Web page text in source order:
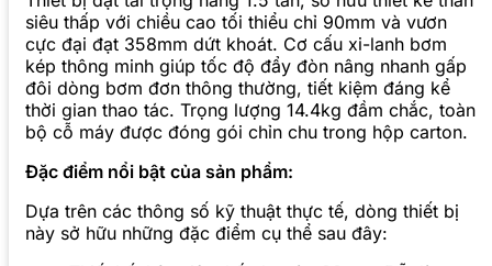
siêu thấp với chiều cao tối thiểu chỉ 90mm và vươn
cực đại đạt 358mm dứt khoát. Cơ cấu xi-lanh bơm
kép thông minh giúp tốc độ đẩy đòn nâng nhanh gấp
đôi dòng bơm đơn thông thường, tiết kiệm đáng kể
thời gian thao tác. Trọng lượng 14.4kg đầm chắc, toàn
bộ cỗ máy được đóng gói chỉn chu trong hộp carton.
Đặc điểm nổi bật của sản phẩm:
Dựa trên các thông số kỹ thuật thực tế, dòng thiết bị
này sở hữu những đặc điểm cụ thể sau đây: